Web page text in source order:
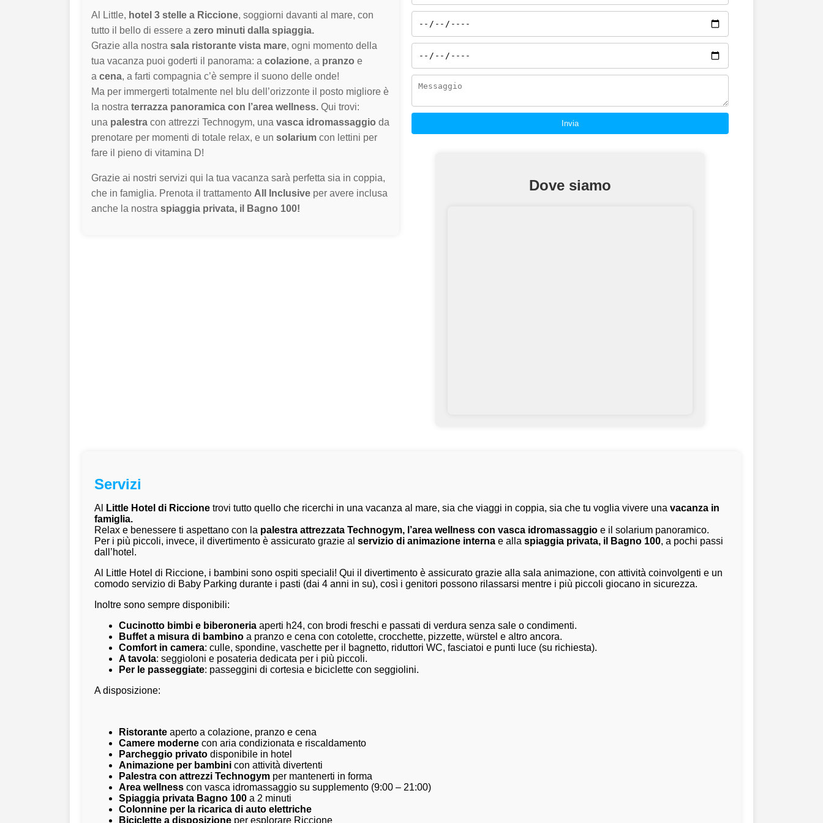
Al Little, hotel 3 stelle a Riccione, soggiorni davanti al mare, con
tutto il bello di essere azero minuti dalla spiaggia.
Grazie alla nostrasala ristorante vista mare, ogni momento della
tua vacanza puoi goderti il panorama: acolazione, a pranzoe
acena, a farti compagnia c’è sempre il suono delle onde!
Ma per immergerti totalmente nel blu dell’orizzonte il posto migliore è
la nostra terrazza panoramica con l’area wellness. Qui trovi:
una palestracon attrezzi Technogym, unavasca idromassaggioda
prenotare per momenti di totale relax, e unsolariumcon lettini per
fare il pieno di vitamina D!
Grazie ai nostri servizi qui la tua vacanza sarà perfetta sia in coppia,
che in famiglia. Prenota il trattamento All Inclusive per avere inclusa
anche la nostraspiaggia privata, il Bagno 100!
Dove siamo
Servizi
Al Little Hotel di Riccione trovi tutto quello che ricerchi in una vacanza al mare, sia che viaggi in coppia, sia che tu voglia vivere unavacanza in
famiglia.
Relax e benessere ti aspettano con la palestra attrezzata Technogym, l’area wellness con vasca idromassaggioe il solarium panoramico.
Per i più piccoli, invece, il divertimento è assicurato grazie alservizio di animazione interna e allaspiaggia privata, il Bagno 100, a pochi passi
dall’hotel.
Al Little Hotel di Riccione, i bambini sono ospiti speciali! Qui il divertimento è assicurato grazie alla sala animazione, con attività coinvolgenti e un
comodo servizio di Baby Parking durante i pasti (dai 4 anni in su), così i genitori possono rilassarsi mentre i più piccoli giocano in sicurezza.
Inoltre sono sempre disponibili:
Cucinotto bimbi e biberoneriaaperti h24, con brodi freschi e passati di verdura senza sale o condimenti.
Buffet a misura di bambino a pranzo e cena con cotolette, crocchette, pizzette, würstel e altro ancora.
Comfort in camera: culle, spondine, vaschette per il bagnetto, riduttori WC, fasciatoi e punti luce (su richiesta).
A tavola: seggioloni e posateria dedicata per i più piccoli.
Per le passeggiate: passeggini di cortesia e biciclette con seggiolini.
A disposizione:
Ristoranteaperto a colazione, pranzo e cena
Camere moderne con aria condizionata e riscaldamento
Parcheggio privato disponibile in hotel
Animazione per bambini con attività divertenti
Palestra con attrezzi Technogym per mantenerti in forma
Area wellness con vasca idromassaggio su supplemento (9:00 – 21:00)
Spiaggia privata Bagno 100 a 2 minuti
Colonnine per la ricarica di auto elettriche
Biciclette a disposizione per esplorare Riccione